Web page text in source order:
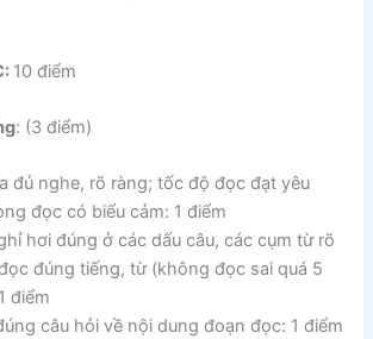
10 điểm
: (3 điểm)
đủ nghe, rõ ràng; tốc độ đọc đạt yêu
đọc có biểu cảm: 1 điểm
hơi đúng ở các dấu câu, các cụm từ rõ
đúng tiếng, từ (không đọc sai quá 5
điểm
câu hỏi về nội dung đoạn đọc: 1 điểm